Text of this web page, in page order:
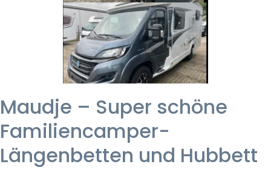
Maudje – Super schöne
Familiencamper-
Längenbetten und Hubbett